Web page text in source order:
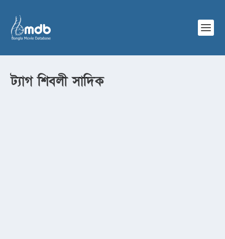
ট্যাগশিবলী সাদিক